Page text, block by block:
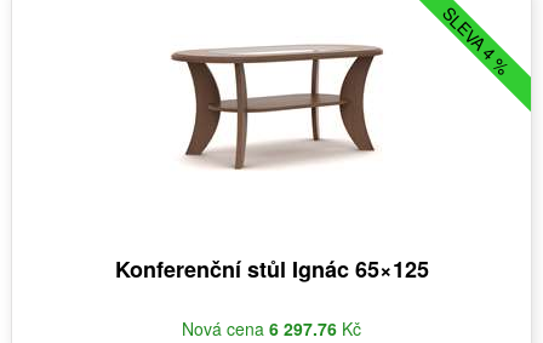
Konferenční stůl Ignác 65×125
Nová cena 6 297.76 Kč
SLEVA 4 %